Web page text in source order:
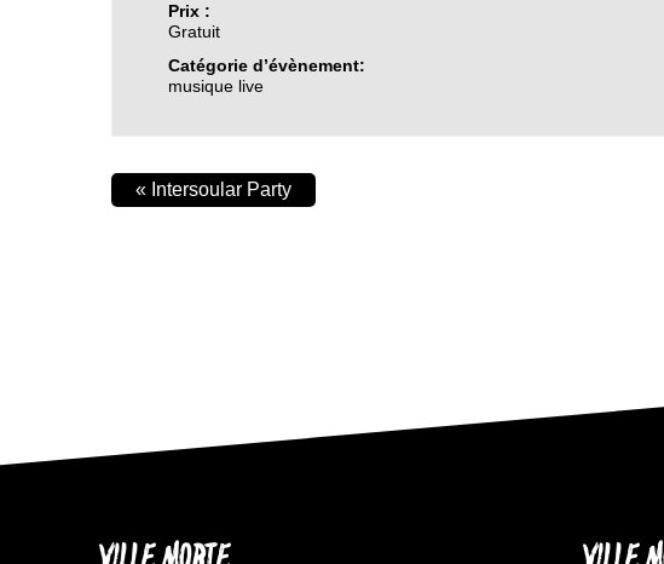
Prix :
Gratuit
Catégorie d’évènement:
musique live
« Intersoular Party